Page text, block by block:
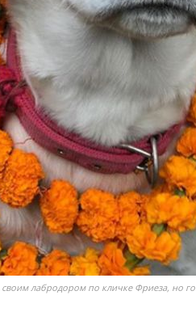
своим лабродором по кличке Фриеза, но